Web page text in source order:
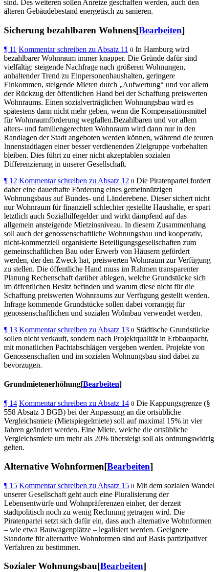
sind. Des weiteren sollen Anreize geschaffen werden, auch den
älteren Gebäudebestand energetisch zu sanieren.
Sicherung bezahlbaren Wohnens[Bearbeiten]
¶ 11 Kommentar schreiben zu Absatz 11 0 In Hamburg wird
bezahlbarer Wohnraum immer knapper. Die Gründe dafür sind
vielfältig: steigende Nachfrage nach größeren Wohnungen,
anhaltender Trend zu Einpersonenhaushalten, geringere
Einkommen, steigende Mieten durch „Aufwertung“ und vor allem
der Rückzug der öffentlichen Hand bei der Schaffung preiswerten
Wohnraums. Einen sozialverträglichen Wohnungsbau wird es
spätestens dann nicht mehr geben, wenn die Kompensationsmittel
für Wohnraumförderung wegfallen.Bezahlbaren und vor allem
alters- und familiengerechten Wohnraum wird dann nur in den
Randlagen der Stadt angeboten werden können, während die teuren
Innenstadtlagen einer besser verdienenden Zielgruppe vorbehalten
bleiben. Dies führt zu einer nicht akzeptablen sozialen
Differenzierung in unserer Gesellschaft.
¶ 12 Kommentar schreiben zu Absatz 12 0 Die Piratenpartei fordert
daher eine dauerhafte Förderung eines gemeinnützigen
Wohnungsbaus auf Bundes- und Länderebene. Dieser sichert nicht
nur Wohnraum für finanziell schlechter gestellte Haushalte, er spart
letztlich auch Sozialhilfegelder und wirkt dämpfend auf das
allgemein ansteigende Mietzinsniveau. In diesem Zusammenhang
soll auch der genossenschaftliche Wohnungsbau und kooperativ,
nicht-kommerziell organisierte Beteiligungsgesellschaften zum
gemeinschaftlichen Bau oder Erwerb von Häusern gefördert
werden, der den Zweck hat, preiswerten Wohnraum zur Verfügung
zu stellen. Die öffentliche Hand muss im Rahmen transparenter
Planung Rechenschaft darüber ablegen, welche Grundstücke sich
im öffentlichen Besitz befinden und warum diese nicht für die
Schaffung preiswerten Wohnraums zur Verfügung gestellt werden.
Infrage kommende Grundstücke sollen dabei vorrangig für
genossenschaftlichen und sozialen Wohnbau verwendet werden.
¶ 13 Kommentar schreiben zu Absatz 13 0 Städtische Grundstücke
sollen nicht verkauft, sondern nach Projektqualität in Erbbaupacht,
mit monatlichen Pachtabschlägen vergeben werden. Projekte von
Genossenschaften und im sozialen Wohnungsbau sind dabei zu
bevorzugen.
Grundmietenerhöhung[Bearbeiten]
¶ 14 Kommentar schreiben zu Absatz 14 0 Die Kappungsgrenze (§
558 Absatz 3 BGB) bei der Anpassung an die ortsübliche
Vergleichsmiete (Mietspiegelmiete) soll auf maximal 15% in vier
Jahren geändert werden. Eine Miete, welche die ortsübliche
Vergleichsmiete um mehr als 20% übersteigt soll als ordnungswidrig
gelten.
Alternative Wohnformen[Bearbeiten]
¶ 15 Kommentar schreiben zu Absatz 15 0 Mit dem sozialen Wandel
unserer Gesellschaft geht auch eine Pluralisierung der
Lebensentwürfe und Wohnpräferenzen einher, der derzeit
stadtpolitisch noch zu wenig Rechnung getragen wird. Die
Piratenpartei setzt sich dafür ein, dass auch alternative Wohnformen
– wie etwa Bauwagenplätze – legalisiert werden. Geeignete
Standorte für alternative Wohnformen sind auf Basis partizipativer
Verfahren zu bestimmen.
Sozialer Wohnungsbau[Bearbeiten]